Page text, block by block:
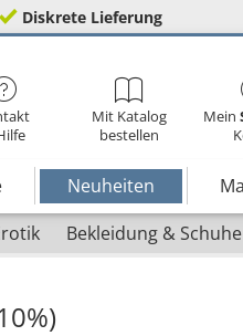
Diskrete Lieferung
Mit Katalog
bestellen
Mein
Neuheiten
Bekleidung & Schuhe